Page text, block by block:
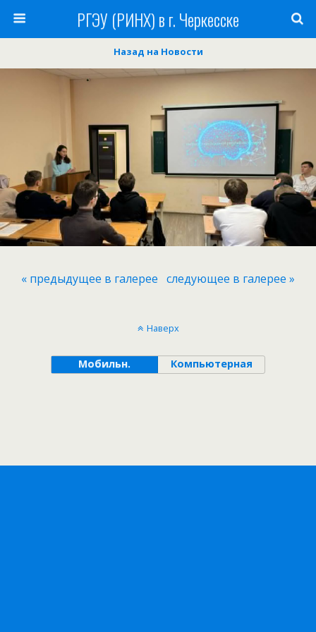
РГЭУ (РИНХ) в г. Черкесске
Назад на Новости
« предыдущее в галерее следующее в галерее »
Наверх
Мобильн. Компьютерная